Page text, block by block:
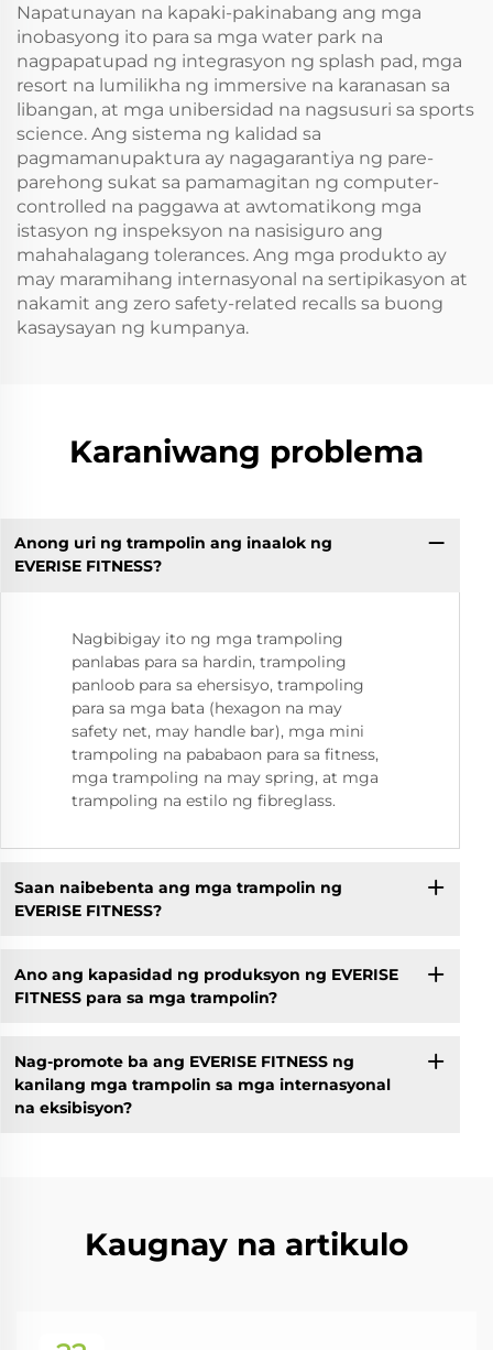
Napatunayan na kapaki-pakinabang ang mga
inobasyong ito para sa mga water park na
nagpapatupad ng integrasyon ng splash pad, mga
resort na lumilikha ng immersive na karanasan sa
libangan, at mga unibersidad na nagsusuri sa sports
science. Ang sistema ng kalidad sa
pagmamanupaktura ay nagagarantiya ng pare-
parehong sukat sa pamamagitan ng computer-
controlled na paggawa at awtomatikong mga
istasyon ng inspeksyon na nasisiguro ang
mahahalagang tolerances. Ang mga produkto ay
may maramihang internasyonal na sertipikasyon at
nakamit ang zero safety-related recalls sa buong
kasaysayan ng kumpanya.
Karaniwang problema
Anong uri ng trampolin ang inaalok ng
EVERISE FITNESS?
Nagbibigay ito ng mga trampoling
panlabas para sa hardin, trampoling
panloob para sa ehersisyo, trampoling
para sa mga bata (hexagon na may
safety net, may handle bar), mga mini
trampoling na pababaon para sa fitness,
mga trampoling na may spring, at mga
trampoling na estilo ng fibreglass.
Saan naibebenta ang mga trampolin ng
EVERISE FITNESS?
Ano ang kapasidad ng produksyon ng EVERISE
FITNESS para sa mga trampolin?
Nag-promote ba ang EVERISE FITNESS ng
kanilang mga trampolin sa mga internasyonal
na eksibisyon?
Kaugnay na artikulo